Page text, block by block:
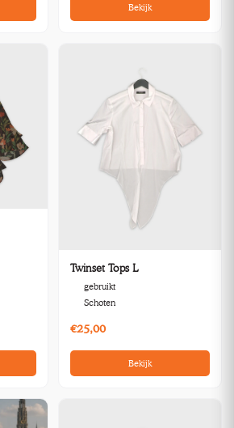
Bekijk
Twinset Tops L
gebruikt
Schoten
€25,00
Bekijk